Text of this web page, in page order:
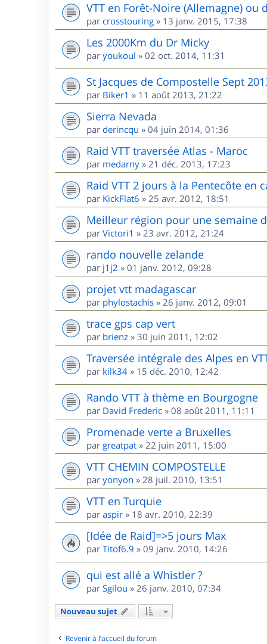
VTT en Forêt-Noire (Allemagne) ou
par crosstouring » 13 janv. 2015, 17:38
Les 2000Km du Dr Micky
par youkoul » 02 oct. 2014, 11:31
St Jacques de Compostelle Sept
par Biker1 » 11 août 2013, 21:22
Sierra Nevada
par derincqu » 04 juin 2014, 01:36
Raid VTT traversée Atlas - Maroc
par medarny » 21 déc. 2013, 17:23
Raid VTT 2 jours à la Pentecôte en
par KickFlat6 » 25 avr. 2012, 18:51
Meilleur région pour une semaine
par Victori1 » 23 avr. 2012, 21:24
rando nouvelle zelande
par j1j2 » 01 janv. 2012, 09:28
projet vtt madagascar
par phylostachis » 26 janv. 2012, 09:01
trace gps cap vert
par brienz » 30 juin 2011, 12:02
Traversée intégrale des Alpes en
par kilk34 » 15 déc. 2010, 12:42
Rando VTT à thème en Bourgogne
par David Frederic » 08 août 2011, 11:11
Promenade verte a Bruxelles
par greatpat » 22 juin 2011, 15:00
VTT CHEMIN COMPOSTELLE
par yonyon » 28 juil. 2010, 13:51
VTT en Turquie
par aspir » 18 avr. 2010, 22:39
[Idée de Raid]=>5 jours Max
par Titof6.9 » 09 janv. 2010, 14:26
qui est allé a Whistler ?
par Sgilou » 26 janv. 2010, 07:34
Nouveau sujet
Revenir à l’accueil du forum